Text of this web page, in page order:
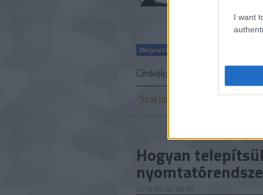
I want
Címkék:
Szólj hozzá!
Hogyan
2018.06.28. 08:30